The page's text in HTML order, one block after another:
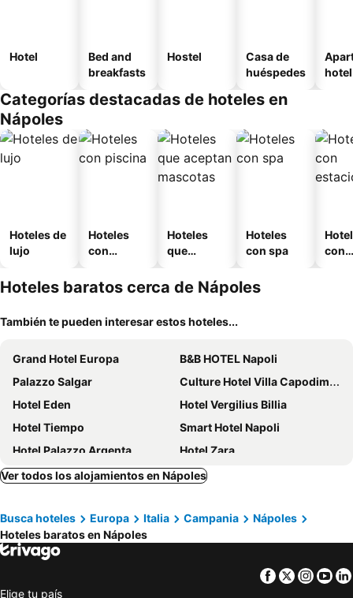
Hotel
Bed and
breakfasts
Hostel
Casa de
huéspedes
hotel
Categorías destacadas de hoteles en
Nápoles
Hoteles de
lujo
Hoteles
con
Hoteles
que
mascotas
Hoteles
con spa
con
Hoteles baratos cerca de Nápoles
También te pueden interesar estos hoteles...
Grand Hotel Europa
B&B HOTEL Napoli
Palazzo Salgar
Culture Hotel Villa Capodimonte
Hotel Eden
Hotel Vergilius Billia
Hotel Tiempo
Smart Hotel Napoli
Hotel Palazzo Argenta
Hotel Zara
Hotel San Pietro
Hotel Garibaldi
NH Napoli Panorama
Garibaldi Suite
Palazzo Firenze
Hotel Piazza Bellini & Apartments
Vomero High Hotel
The Station Napoli
Royal Continental
Ver todos los alojamientos en Nápoles
Busca hoteles Europa Italia Campania
Nápoles
Hoteles baratos en Nápoles
Facebook
Twitter
Elige tu país